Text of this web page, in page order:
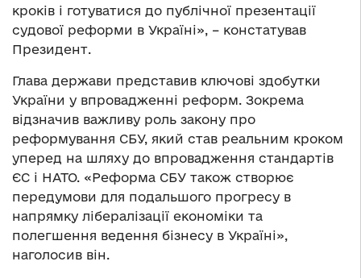
кроків і готуватися до публічної презентації
судової реформи в Україні», – констатував
Президент.
Глава держави представив ключові здобутки
України у впровадженні реформ. Зокрема
відзначив важливу роль закону про
реформування СБУ, який став реальним кроком
уперед на шляху до впровадження стандартів
ЄС і НАТО. «Реформа СБУ також створює
передумови для подальшого прогресу в
напрямку лібералізації економіки та
полегшення ведення бізнесу в Україні»,
наголосив він.